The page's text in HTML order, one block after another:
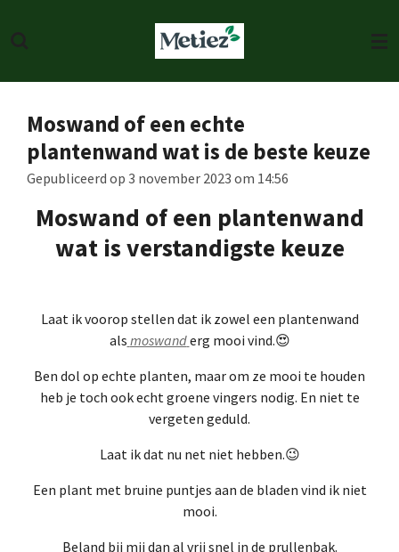
direct
de
Moswand of een echte
plantenwand wat is de beste keuze
Gepubliceerd op 3 november 2023 om 14:56
Moswand of een plantenwand
wat is verstandigste keuze
Laat ik voorop stellen dat ik zowel een plantenwand
als moswanderg mooi vind.😍
Ben dol op echte planten, maar om ze mooi te houden
heb je toch ook echt groene vingers nodig. En niet te
vergeten geduld.
Laat ik dat nu net niet hebben.😉
Een plant met bruine puntjes aan de bladen vind ik niet
mooi.
Beland bij mij dan al vrij snel in de prullenbak.